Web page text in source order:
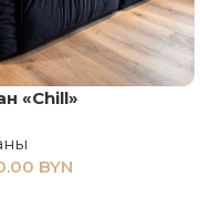
«Сhill»
BYN